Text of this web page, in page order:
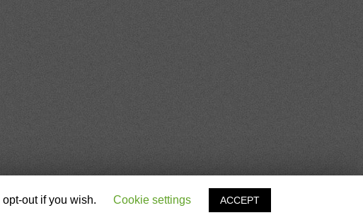
out if you wish. Cookie settings ACCEPT